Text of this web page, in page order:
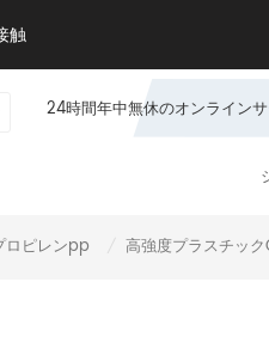
触
24時間年中無休のオンライン
ロピレンpp 高強度プラスチッ